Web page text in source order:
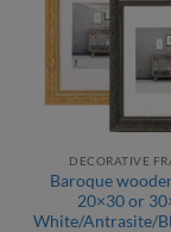
DECORATIVE
Baroque
20×30 or
White/Antrasite/